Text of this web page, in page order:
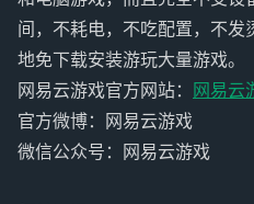
间，不耗电，不吃配置，不
地免下载安装游玩大量游戏。
网易云游戏官方网站：
网易云
官方微博：网易云游戏
微信公众号：网易云游戏